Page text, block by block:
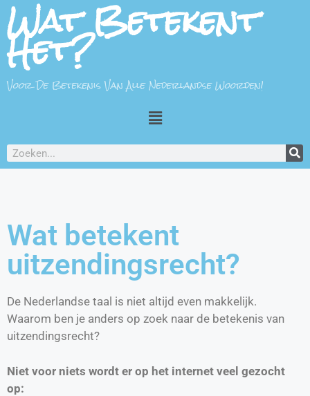
Wat Betekent
Het?
Voor De Betekenis Van Alle Nederlandse Woorden!
Wat betekent
uitzendingsrecht?
De Nederlandse taal is niet altijd even makkelijk.
Waarom ben je anders op zoek naar de betekenis van
uitzendingsrecht?
Niet voor niets wordt er op het internet veel gezocht
op: